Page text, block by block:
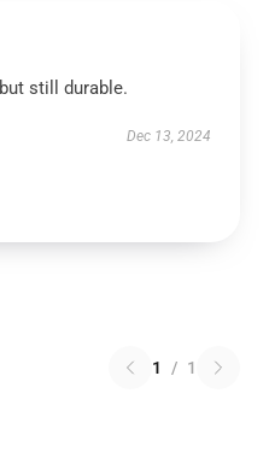
still durable.
Dec 13, 2024
1 / 1